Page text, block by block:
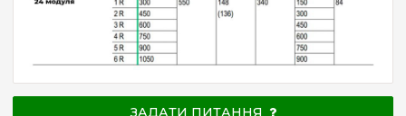
ЗАДАТИ ПИТАННЯ